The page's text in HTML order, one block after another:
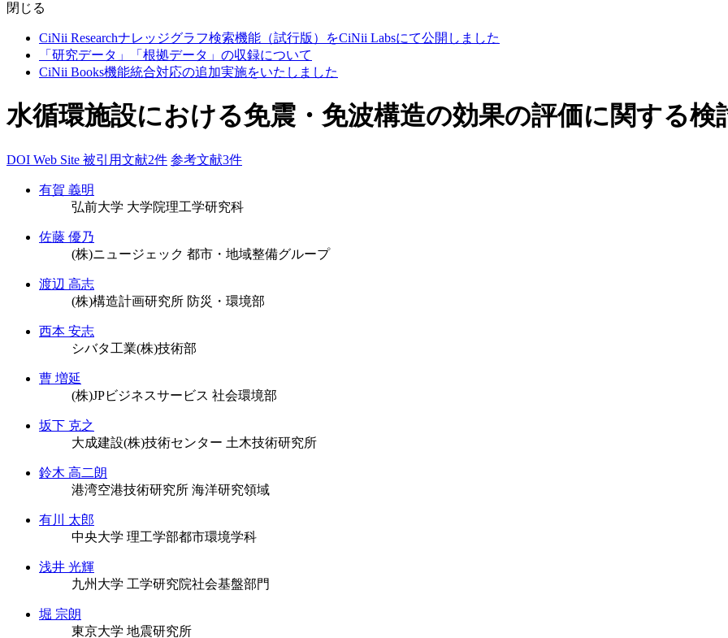
閉じる
CiNii Researchナレッジグラフ検索機能（試行版）をCiNii Labsにて公開しました
「研究データ」「根拠データ」の収録について
CiNii Books機能統合対応の追加実施をいたしました
水循環施設における免震・免波構造の効果の評価に関する検
DOI Web Site 被引用文献2件 参考文献3件
有賀 義明
弘前大学 大学院理工学研究科
佐藤 優乃
(株)ニュージェック 都市・地域整備グループ
渡辺 高志
(株)構造計画研究所 防災・環境部
西本 安志
シバタ工業(株)技術部
曹 増延
(株)JPビジネスサービス 社会環境部
坂下 克之
大成建設(株)技術センター 土木技術研究所
鈴木 高二朗
港湾空港技術研究所 海洋研究領域
有川 太郎
中央大学 理工学部都市環境学科
浅井 光輝
九州大学 工学研究院社会基盤部門
堀 宗朗
東京大学 地震研究所